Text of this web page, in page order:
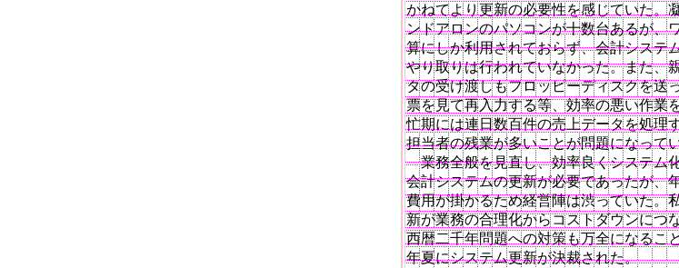
かねてより更新の必要性を感じていた。
ンドアロンのパソコンが十数台あるが、
算にしか利用されておらず、会計システ
やり取りは行われていなかった。また、
タの受け渡しもフロッピーディスクを送
票を見て再入力する等、効率の悪い作業
忙期には連日数百件の売上データを処理
担当者の残業が多いことが問題になって
業務全般を見直し、効率良くシステム
会計システムの更新が必要であったが、
費用が掛かるため経営陣は渋っていた。
新が業務の合理化からコストダウンにつ
西暦二千年問題への対策も万全になるこ
年夏にシステム更新が決裁された。　